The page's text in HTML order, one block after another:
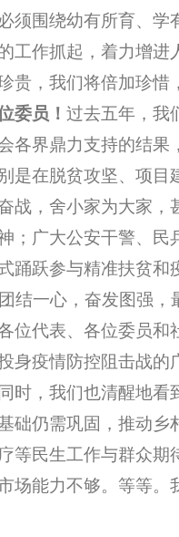
须围绕幼有所育、
工作抓起，着力增
，我们将倍加珍惜
委员！过去五年，我
各界鼎力支持的结
是在脱贫攻坚、项
战，舍小家为大家
；广大公安干警、
踊跃参与精准扶贫
结一心，奋发图强
位代表、各位委员
身疫情防控阻击战
，我们也清醒地看
础仍需巩固，推动
等民生工作与群众
场能力不够。等等